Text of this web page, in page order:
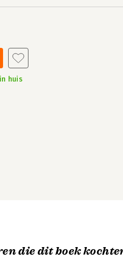
huis
die dit boek